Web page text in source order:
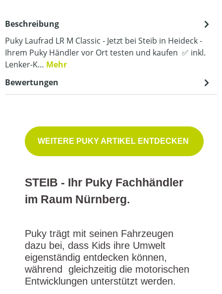
Beschreibung
Puky Laufrad LR M Classic - Jetzt bei Steib in Heideck -
Ihrem Puky Händler vor Ort testen und kaufen ✅ inkl.
Lenker-K… Mehr
Bewertungen
WEITERE PUKY ARTIKEL ENTDECKEN
STEIB - Ihr Puky Fachhändler
im Raum Nürnberg.
Puky trägt mit seinen Fahrzeugen
dazu bei, dass Kids ihre Umwelt
eigenständig entdecken können,
während gleichzeitig die motorischen
Entwicklungen unterstützt werden.